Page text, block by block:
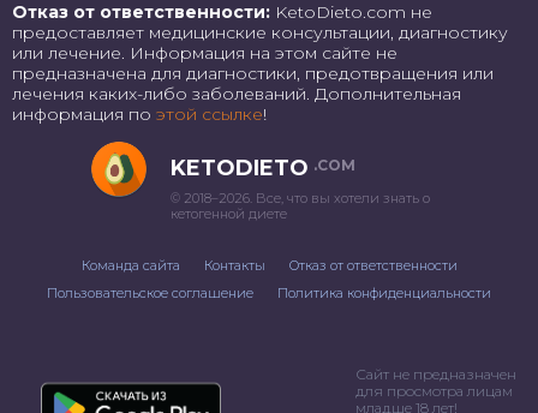
Отказ от ответственности: KetoDieto.com не
предоставляет медицинские консультации, диагностику
или лечение. Информация на этом сайте не
предназначена для диагностики, предотвращения или
лечения каких-либо заболеваний. Дополнительная
информация по этой ссылке!
KETODIETO .COM
© 2018–2026. Все, что вы хотели знать о
кетогенной диете
Команда сайта Контакты
Отказ от ответственности
Пользовательское соглашение
Политика конфиденциальности
Сайт не предназначен
для просмотра лицам
младше 18 лет!